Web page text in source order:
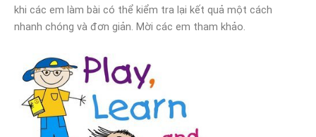
khi các em làm bài có thể kiểm tra lại kết quả một cách
nhanh chóng và đơn giản. Mời các em tham khảo.